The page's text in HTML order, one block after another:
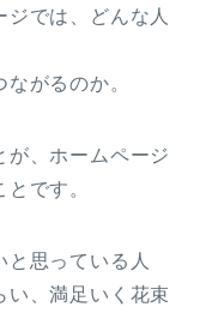
では、どんな人
がるのか。
が、ホームページ
です。
思っている人
い、満足いく花束